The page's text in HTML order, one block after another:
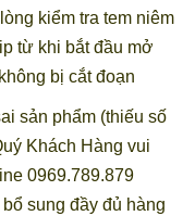
kiểm tra tem niêm
từ khi bắt đầu mở
bị cắt đoạn
sản phẩm (thiếu số
Khách Hàng vui
0969.789.879
sung đầy đủ hàng